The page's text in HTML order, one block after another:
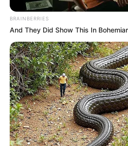
BRAINBERRIES
And They Did Show This In